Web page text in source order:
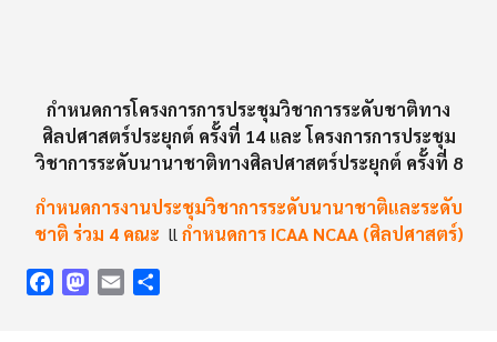
กำหนดการโครงการการประชุมวิชาการระดับชาติทาง
ศิลปศาสตร์ประยุกต์ ครั้งที่ 14 และ โครงการการประชุม
วิชาการระดับนานาชาติทางศิลปศาสตร์ประยุกต์ ครั้งที่ 8
กำหนดการงานประชุมวิชาการระดับนานาชาติและระดับ
ชาติ ร่วม 4 คณะ ll กำหนดการ ICAA NCAA (ศิลปศาสตร์)
FacebookMastodon
Email